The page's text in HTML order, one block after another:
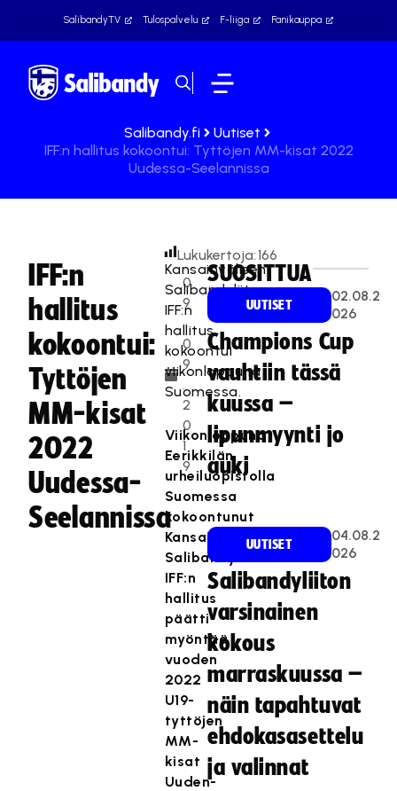
SalibandyTV Tulospalvelu F-liiga Fanikauppa
Salibandy.fi
Uutiset
IFF:n hallitus kokoontui: Tyttöjen MM-kisat 2022
Uudessa-Seelannissa
IFF:n
hallitus
kokoontui:
Tyttöjen
MM-kisat
2022
Uudessa-
Seelannissa
0
9
.
0
9
.
2
0
1
9
Lukukertoja:166
Kansainvälisen
Salibandyliiton
IFF:n
hallitus
kokoontui
viikonloppuna
Suomessa.
Viikonloppuna
Eerikkilän
urheiluopistolla
Suomessa
kokoontunut
Kansainvälisen
Salibandyliiton
IFF:n
hallitus
päätti
myöntää
vuoden
2022
U19-
tyttöjen
MM-
kisat
Uuden-
SUOSITTUA
UUTISET
02.08.2
026
Champions Cup
vauhtiin tässä
kuussa –
lipunmyynti jo
auki
UUTISET
04.08.2
026
Salibandyliiton
varsinainen
kokous
marraskuussa –
näin tapahtuvat
ehdokasasettelu
ja valinnat